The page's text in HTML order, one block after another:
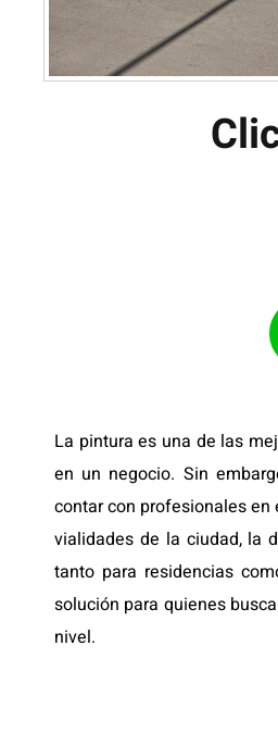
La pintura es una de las
en un negocio. Sin
contar con profesionales en
vialidades de la ciudad, la
tanto para residencias
solución para quienes
nivel.